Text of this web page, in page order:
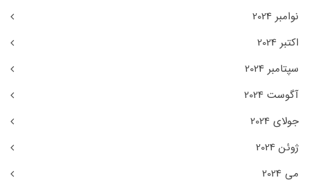
نوامبر 2024
اکتبر 2024
سپتامبر 2024
آگوست 2024
جولای 2024
ژوئن 2024
می 2024